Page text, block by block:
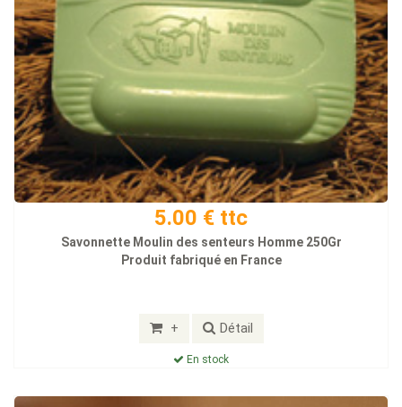
5.00 € ttc
Savonnette Moulin des senteurs Homme 250Gr
Produit fabriqué en France
+ Détail
En stock